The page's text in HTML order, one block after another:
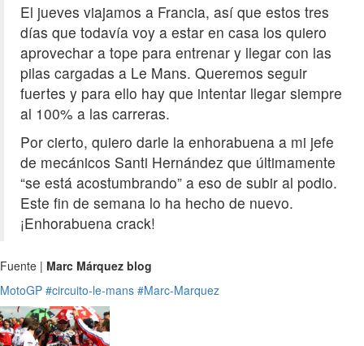
El jueves viajamos a Francia, así que estos tres
días que todavía voy a estar en casa los quiero
aprovechar a tope para entrenar y llegar con las
pilas cargadas a Le Mans. Queremos seguir
fuertes y para ello hay que intentar llegar siempre
al 100% a las carreras.
Por cierto, quiero darle la enhorabuena a mi jefe
de mecánicos Santi Hernández que últimamente
“se está acostumbrando” a eso de subir al podio.
Este fin de semana lo ha hecho de nuevo.
¡Enhorabuena crack!
Fuente | Marc Márquez blog
MotoGP #circuito-le-mans #Marc-Marquez